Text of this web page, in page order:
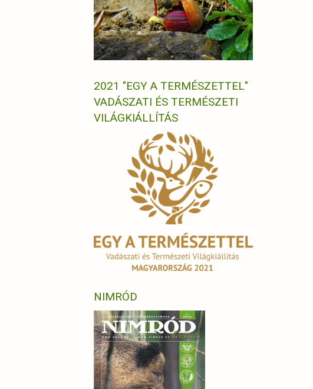
2021 "EGY A TERMÉSZETTEL"
VADÁSZATI ÉS TERMÉSZETI
VILÁGKIÁLLÍTÁS
NIMRÓD